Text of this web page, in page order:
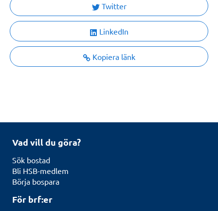
Twitter
LinkedIn
Kopiera länk
Vad vill du göra?
Sök bostad
Bli HSB-medlem
Börja bospara
För brf:er